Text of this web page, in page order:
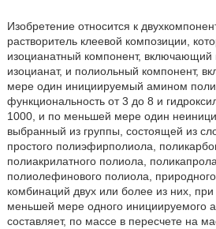
Изобретение относится к
растворитель клеевой композиции,
изоцианатный компонент,
изоцианат, и полиольный компонент,
мере один инициируемый амином
функциональность от 3 до 8 и
1000, и по меньшей мере один
выбранный из группы, состоящей из
простого полиэфирполиола,
полиакрилатного полиола,
полиолефинового полиола,
комбинаций двух или более из них, при
меньшей мере одного инициируемого
составляет, по массе в пересчете на